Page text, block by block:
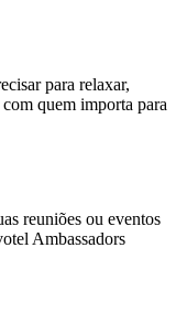
para relaxar,
quem importa para
reuniões ou eventos
Ambassadors